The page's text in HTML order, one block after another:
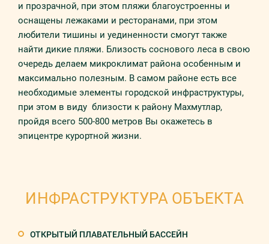
и прозрачной, при этом пляжи благоустроенны и
оснащены лежаками и ресторанами, при этом
любители тишины и уединенности смогут также
найти дикие пляжи. Близость соснового леса в свою
очередь делаем микроклимат района особенным и
максимально полезным. В самом районе есть все
необходимые элементы городской инфраструктуры,
при этом в виду близости к району Махмутлар,
пройдя всего 500-800 метров Вы окажетесь в
эпицентре курортной жизни.
ИНФРАСТРУКТУРА ОБЪЕКТА
ОТКРЫТЫЙ ПЛАВАТЕЛЬНЫЙ БАССЕЙН